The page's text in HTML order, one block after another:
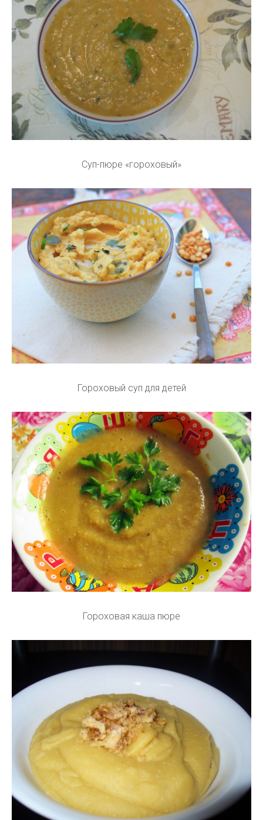
Суп-пюре «гороховый»
Гороховый суп для детей
Гороховая каша пюре